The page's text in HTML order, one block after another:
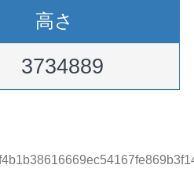
高さ
3734889